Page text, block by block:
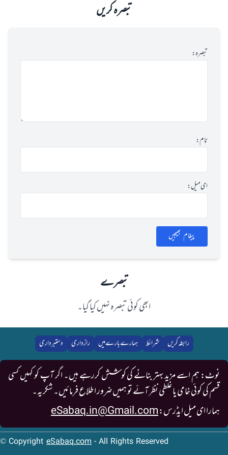
تبصرہ کریں
تبصرہ:
نام:
ای میل:
پیغام بھیجیں
تبصرے
ابھی کوئی تبصرہ نہیں کیا گیا۔
رابطہ کریں شرائط ہمارے بارے میں رازداری دستبرداری
نوٹ: ہم اسے مزید بہتر بنانے کی کوشش کررہے ہیں۔ اگر آپ کو کہیں کسی
قسم کی کوئی خامی یا غلطی نظر آئے تو ہمیں ضرور اطلاع فرمائیں۔ شکریہ۔
ہمارا ای میل ایڈرس:eSabaq.in@Gmail.com
© Copyright eSabaq.com- All Rights Reserved